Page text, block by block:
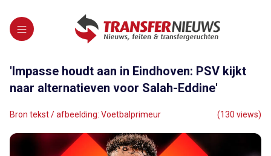
'Impasse houdt aan in Eindhoven: PSV kijkt
naar alternatieven voor Salah-Eddine'
Bron tekst / afbeelding: Voetbalprimeur (130 views)